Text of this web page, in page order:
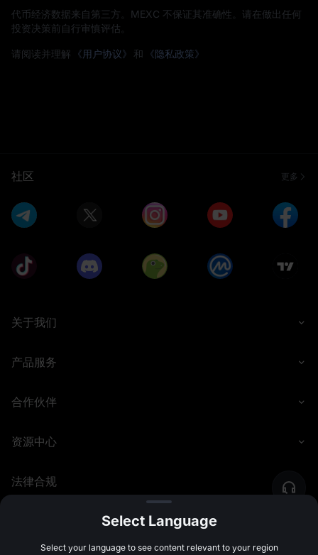
代币经济数据来自第三方。MEXC 不保证其准确性。请在做出任何
投资决策前自行审慎评估。
请阅读并理解 《用户协议》 和 《隐私政策》
社区 更多
关于我们
产品服务
合作伙伴
资源中心
法律合规
©2026 MEXC.COM
Select Language
Select your language to see content relevant to your region